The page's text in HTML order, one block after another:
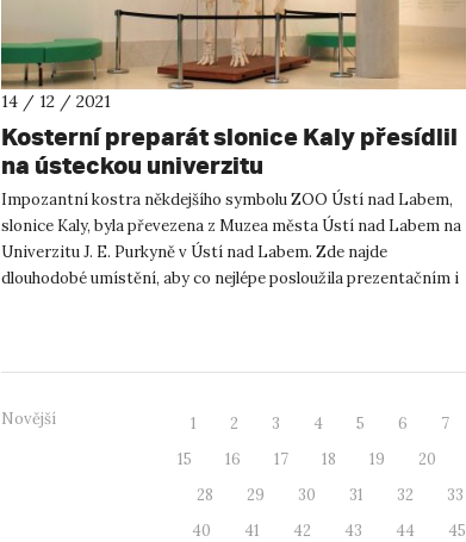
14 / 12 / 2021
Kosterní preparát slonice Kaly přesídlil
na ústeckou univerzitu
Impozantní kostra někdejšího symbolu ZOO Ústí nad Labem,
slonice Kaly, byla převezena z Muzea města Ústí nad Labem na
Univerzitu J. E. Purkyně v Ústí nad Labem. Zde najde
dlouhodobé umístění, aby co nejlépe posloužila prezentačním i
Novější 1 2 3 4 5 6 7
15
16 17 18 19 20
28
29 30 31 32 33
40
41 42 43 44 45